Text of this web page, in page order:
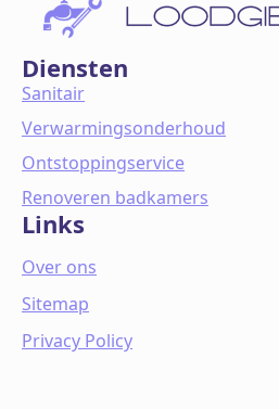
Diensten
Sanitair
Verwarmingsonderhoud
Ontstoppingservice
Renoveren badkamers
Links
Over ons
Sitemap
Privacy Policy